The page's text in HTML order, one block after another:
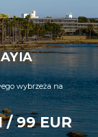
wybrzeża na
/ 99 EUR